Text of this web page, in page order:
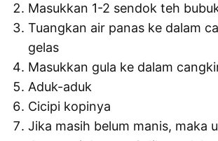
Masukkan 1-2 sendok teh
Tuangkan air panas ke dalam
gelas
Masukkan gula ke dalam
Aduk-aduk
Cicipi kopinya
Jika masih belum manis, maka